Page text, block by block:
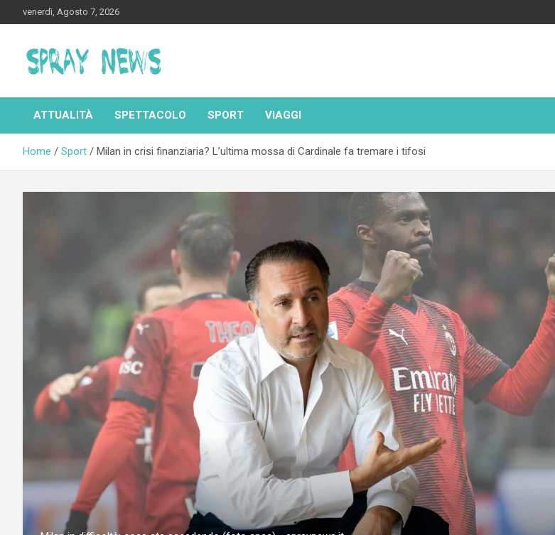
to
venerdì, Agosto 7, 2026
Spraynews.it
ATTUALITÀ SPETTACOLO SPORT VIAGGI
Home Sport Milan in crisi finanziaria? L’ultima mossa di Cardinale fa tremare i tifosi